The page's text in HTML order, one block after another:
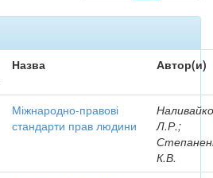
Назва Автор(и)
Міжнародно-правові
стандарти прав людини
Л.Р.;
К.В.